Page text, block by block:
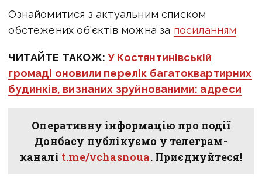
Ознайомитися з актуальним списком
обстежених об'єктів можна за посиланням
ЧИТАЙТЕ ТАКОЖ: У Костянтинівській
громаді оновили перелік багатоквартирних
будинків, визнаних зруйнованими: адреси
Оперативну інформацію про події
Донбасу публікуємо у телеграм-
каналі t.me/vchasnoua. Приєднуйтеся!